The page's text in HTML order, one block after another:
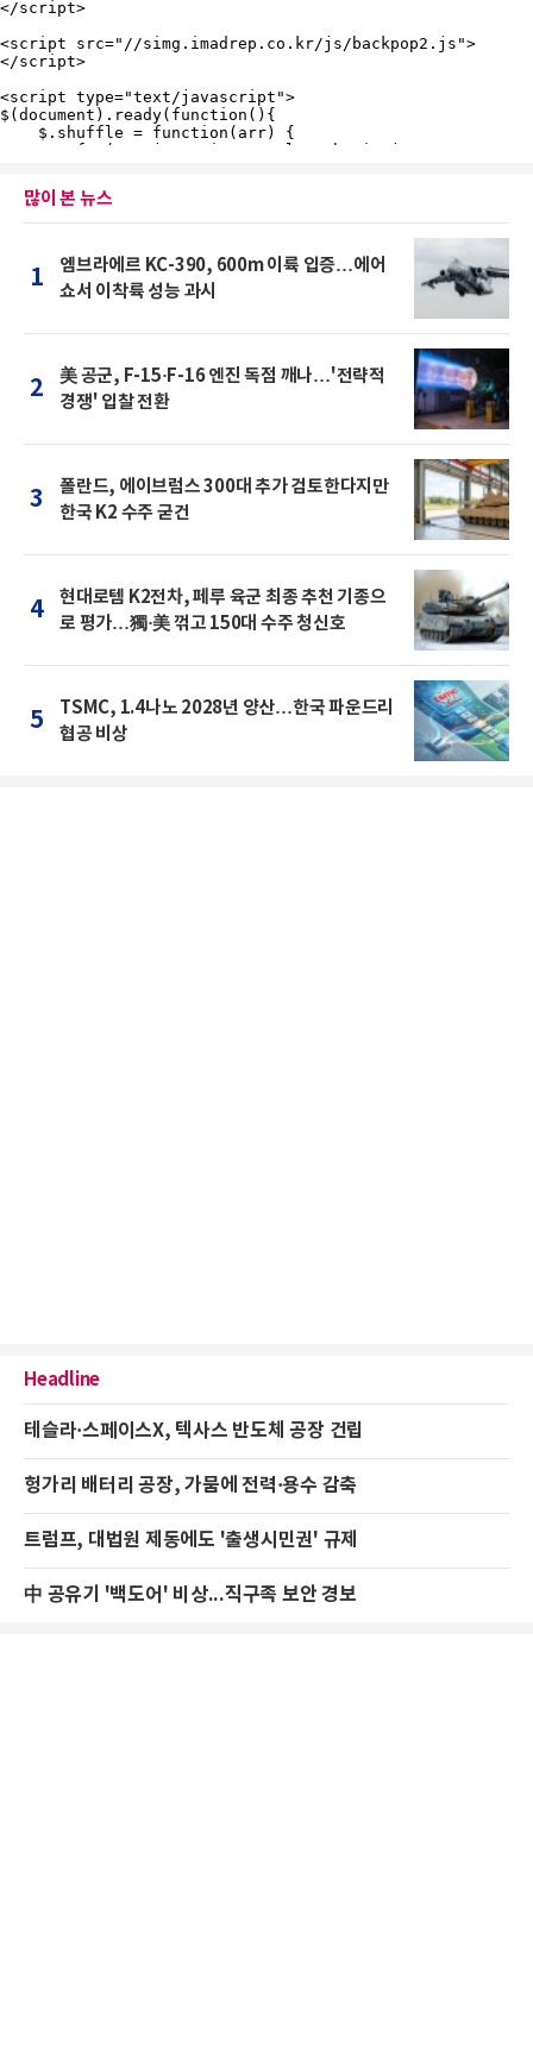
많이 본 뉴스
1
엠브라에르 KC-390, 600m 이륙 입증…에어
쇼서 이착륙 성능 과시
2
美 공군, F-15·F-16 엔진 독점 깨나…'전략적
경쟁' 입찰 전환
3
폴란드, 에이브럼스 300대 추가 검토한다지만
한국 K2 수주 굳건
4
현대로템 K2전차, 페루 육군 최종 추천 기종으
로 평가…獨·美 꺾고 150대 수주 청신호
5
TSMC, 1.4나노 2028년 양산…한국 파운드리
협공 비상
Headline
테슬라·스페이스X, 텍사스 반도체 공장 건립
헝가리 배터리 공장, 가뭄에 전력·용수 감축
트럼프, 대법원 제동에도 '출생시민권' 규제
中 공유기 '백도어' 비상...직구족 보안 경보